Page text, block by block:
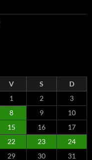
V S
D
1
2
3
8 9
10
15 16
17
22 23
24
29 30 31